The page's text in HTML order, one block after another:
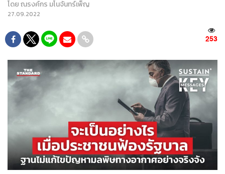
โดยณรงค์กร มโนจันทร์เพ็ญ
27.09.2022
253